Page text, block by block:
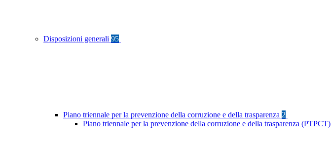
Disposizioni generali 95
Piano triennale per la prevenzione della corruzione e della trasparenza 2
Piano triennale per la prevenzione della corruzione e della trasparenza (PTPCT)